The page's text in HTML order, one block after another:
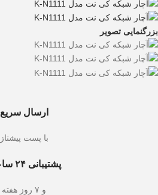
بزرگنمایی تصویر
ارسال سریع
با پست پیشتاز
پشتیبانی ۲۴ ساعته
و ۷ روز هفته